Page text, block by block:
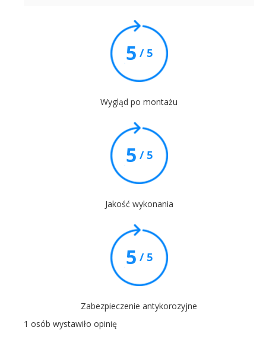
5 / 5
Wygląd po montażu
5 / 5
Jakość wykonania
5 / 5
Zabezpieczenie antykorozyjne
1 osób wystawiło opinię